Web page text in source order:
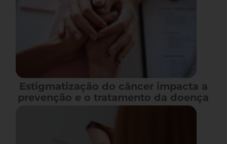
Estigmatização do câncer impacta a
prevenção e o tratamento da doença